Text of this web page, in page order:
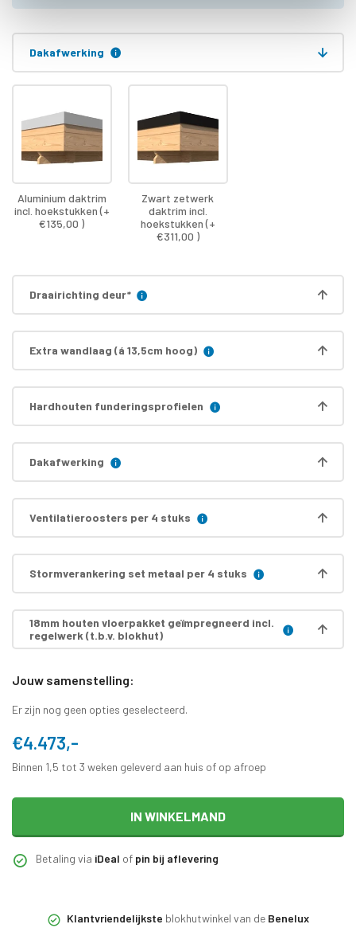
Dakafwerking
Aluminium daktrim
incl. hoekstukken (+
€135,00 )
Zwart zetwerk
daktrim incl.
hoekstukken (+
€311,00 )
Draairichting deur*
Extra wandlaag (á 13,5cm hoog)
Hardhouten funderingsprofielen
Dakafwerking
Ventilatieroosters per 4 stuks
Stormverankering set metaal per 4 stuks
18mm houten vloerpakket geïmpregneerd incl.
regelwerk (t.b.v. blokhut)
Jouw samenstelling:
Er zijn nog geen opties geselecteerd.
€4.473,-
Binnen 1,5 tot 3 weken geleverd aan huis of op afroep
IN WINKELMAND
Betaling via iDeal of pin bij aflevering
Klantvriendelijkste blokhutwinkel van de Benelux